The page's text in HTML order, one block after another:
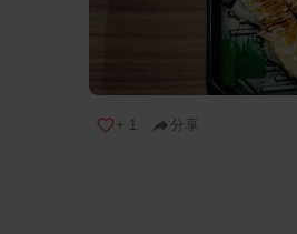
+ 1 分享